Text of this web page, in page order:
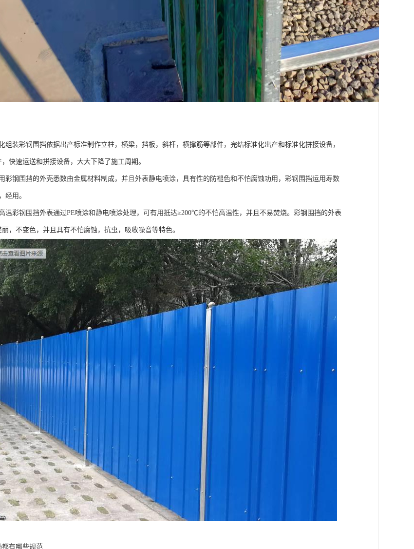
组装彩钢围挡依据出产标准制作立柱，横梁，挡板，斜杆，横撑筋等部件，完结标准化出产和标准化拼接设备，
快速运送和拼接设备，大大下降了施工周期。
彩钢围挡的外壳悉数由金属材料制成，并且外表静电喷涂，具有性的防褪色和不怕腐蚀功用，彩钢围挡运用寿数
经用。
温彩钢围挡外表通过PE喷涂和静电喷涂处理，可有用抵达≥200℃的不怕高温性，并且不易焚烧。彩钢围挡的外表
，不变色，并且具有不怕腐蚀，抗虫，吸收噪音等特色。
有哪些规范